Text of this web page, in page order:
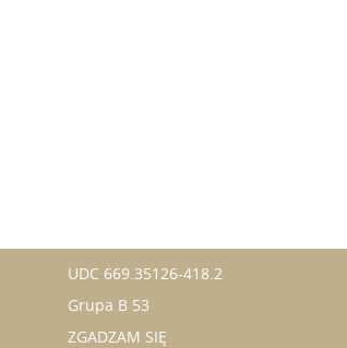
UDC 669.35126-418.2
Grupa B 53
ZGADZAM SIĘ